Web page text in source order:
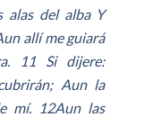
alas del alba Y
allí me guiará
11 Si dijere:
Aun la
mí. 12Aun las